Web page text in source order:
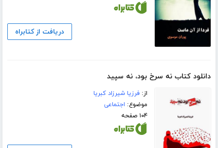
دریافت از کتابراه
دانلود کتاب نه سرخ بود، نه سپید
از:فرزیا شیرزاد کبریا
موضوع: اجتماعی
۱۰۴ صفحه